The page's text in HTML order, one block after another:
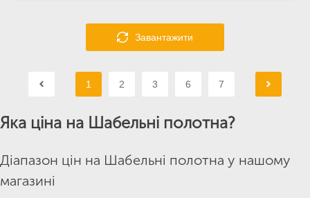
Завантажити
1 2 3 6 7
Яка ціна на Шабельні полотна?
Діапазон цін на Шабельні полотна у нашому
магазині